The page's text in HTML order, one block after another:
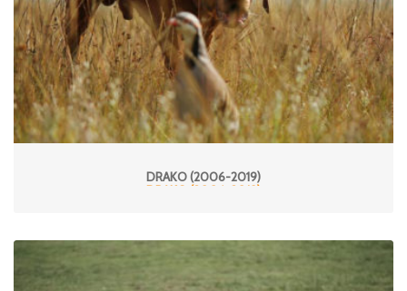
DRAKO (2006-2019)